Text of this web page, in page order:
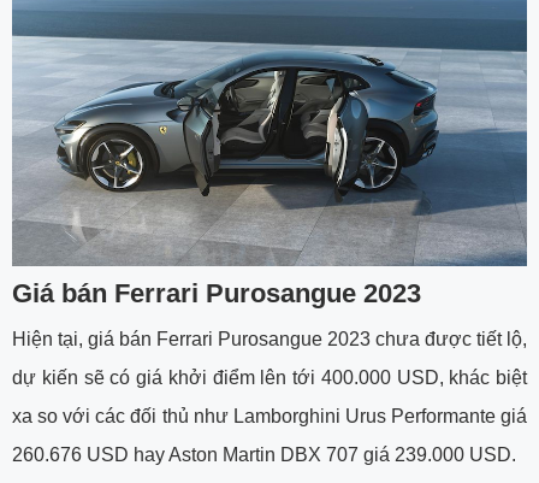
Giá bán Ferrari Purosangue 2023
Hiện tại, giá bán Ferrari Purosangue 2023 chưa được tiết lộ,
dự kiến sẽ có giá khởi điểm lên tới 400.000 USD, khác biệt
xa so với các đối thủ như Lamborghini Urus Performante giá
260.676 USD hay Aston Martin DBX 707 giá 239.000 USD.